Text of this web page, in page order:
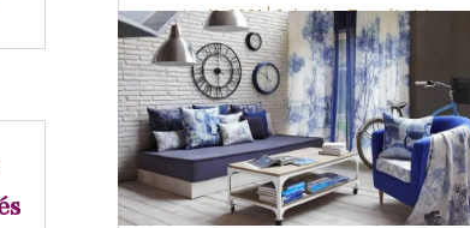
jan 11, 2021|Színvilág,Termékeink